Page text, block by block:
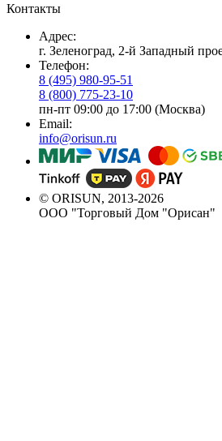
Контакты
Адрес:
г. Зеленоград, 2-й Западный
Телефон:
8 (495) 980-95-51
8 (800) 775-23-10
пн-пт 09:00 до 17:00 (Москва)
Email:
info@orisun.ru
© ORISUN, 2013-2026
ООО "Торговый Дом "Орисан"